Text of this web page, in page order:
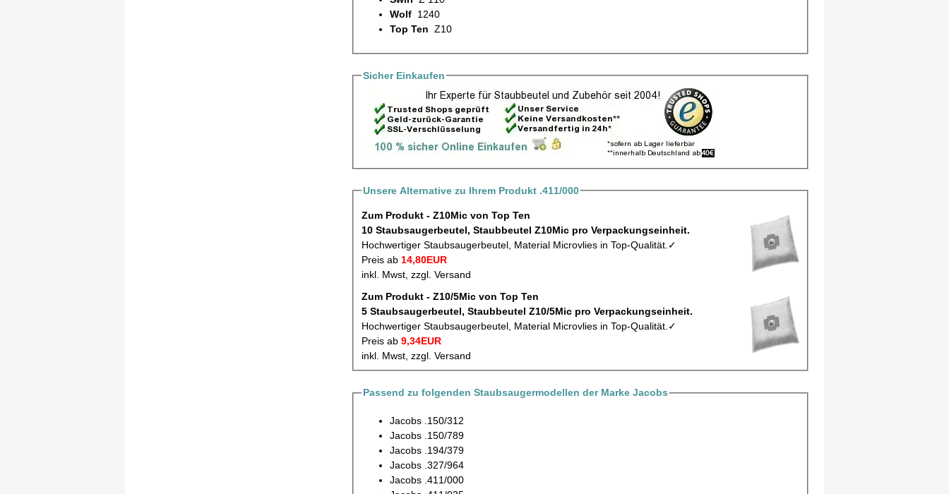
Wolf1240
Top Ten Z10
Sicher Einkaufen
Unsere Alternative zu Ihrem Produkt .411/000
Zum Produkt - Z10Mic von Top Ten
10 Staubsaugerbeutel, Staubbeutel Z10Mic pro Verpackungseinheit.
Hochwertiger Staubsaugerbeutel, Material Microvlies in Top-Qualität.✓
Preis ab 14,80EUR
inkl. Mwst, zzgl. Versand
Zum Produkt - Z10/5Mic von Top Ten
5 Staubsaugerbeutel, Staubbeutel Z10/5Mic pro Verpackungseinheit.
Hochwertiger Staubsaugerbeutel, Material Microvlies in Top-Qualität.✓
Preis ab 9,34EUR
inkl. Mwst, zzgl. Versand
Passend zu folgenden Staubsaugermodellen der Marke Jacobs
Jacobs .150/312
Jacobs .150/789
Jacobs .194/379
Jacobs .327/964
Jacobs .411/000